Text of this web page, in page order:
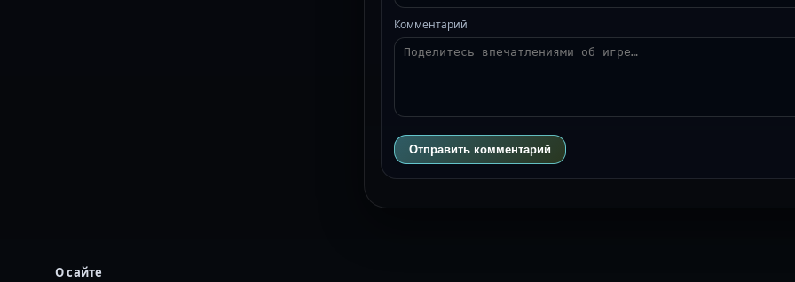
Комментарий
Отправить комментарий
О сайте